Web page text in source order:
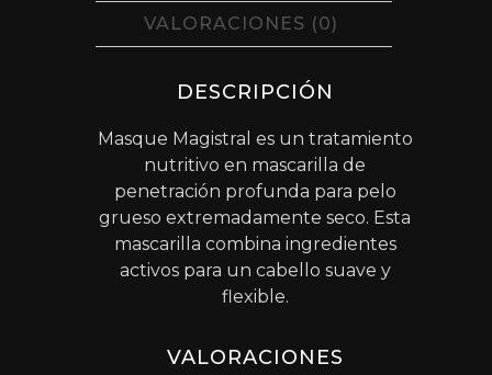
VALORACIONES (0)
DESCRIPCIÓN
Masque Magistral es un tratamiento
nutritivo en mascarilla de
penetración profunda para pelo
grueso extremadamente seco. Esta
mascarilla combina ingredientes
activos para un cabello suave y
flexible.
VALORACIONES